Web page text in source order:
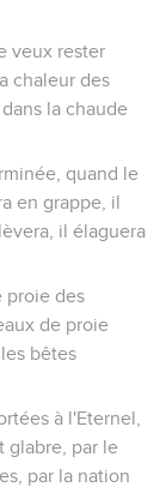
veux rester
chaleur des
la chaude
quand le
en grappe, il
il élaguera
proie des
de proie
bêtes
à l'Eternel,
glabre, par le
par la nation